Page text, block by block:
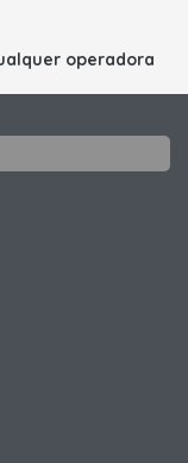
operadora